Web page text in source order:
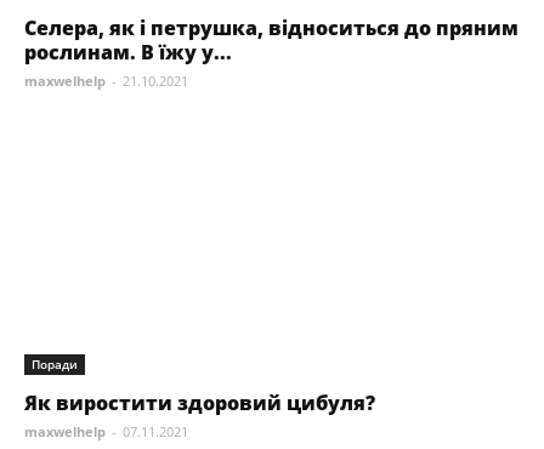
Селера, як і петрушка, відноситься до пряним
рослинам. В їжу у...
maxwelhelp - 21.10.2021
Поради
Як виростити здоровий цибуля?
maxwelhelp - 07.11.2021